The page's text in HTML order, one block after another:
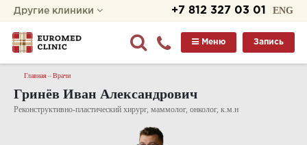
ENG
+7 812 327 03 01
Другие клиники
Запись
Меню
Главная Врачи
Гринёв Иван Александрович
Реконструктивно-пластический хирург, маммолог, онколог, к.м.н